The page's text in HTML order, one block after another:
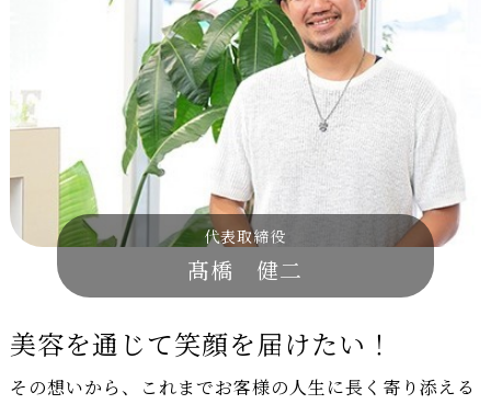
代表取締役
髙橋 健二
美容を通じて笑顔を届けたい！
その想いから、これまでお客様の人生に長く寄り添える